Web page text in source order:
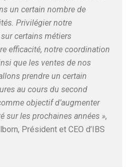
un certain nombre de
Privilégier notre
certains métiers
efficacité, notre coordination
que les ventes de nos
prendre un certain
au cours du second
objectif d’augmenter
sur les prochaines années »,
Président et CEO d’IBS